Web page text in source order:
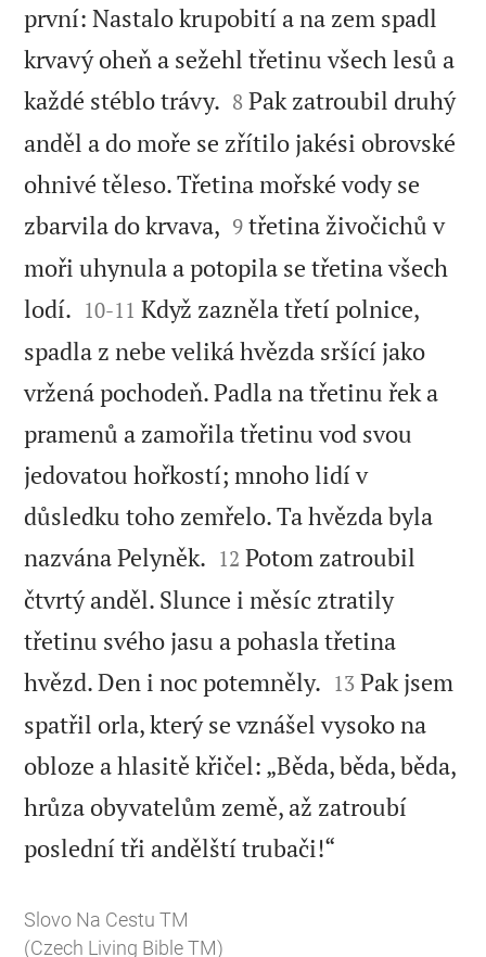
první: Nastalo krupobití a na zem spadl
krvavý oheň a sežehl třetinu všech lesů a
každé stéblo trávy. 

8 Pak zatroubil druhý
anděl a do moře se zřítilo jakési obrovské
ohnivé těleso. Třetina mořské vody se
zbarvila do krvava, 

9 třetina živočichů v
moři uhynula a potopila se třetina všech
lodí. 

10-11 Když zazněla třetí polnice,
spadla z nebe veliká hvězda sršící jako
vržená pochodeň. Padla na třetinu řek a
pramenů a zamořila třetinu vod svou
jedovatou hořkostí; mnoho lidí v
důsledku toho zemřelo. Ta hvězda byla
nazvána Pelyněk. 

12 Potom zatroubil
čtvrtý anděl. Slunce i měsíc ztratily
třetinu svého jasu a pohasla třetina
hvězd. Den i noc potemněly. 

13 Pak jsem
spatřil orla, který se vznášel vysoko na
obloze a hlasitě křičel: „Běda, běda, běda,
hrůza obyvatelům země, až zatroubí
poslední tři andělští trubači!“
Slovo Na Cestu TM
(Czech Living Bible TM)